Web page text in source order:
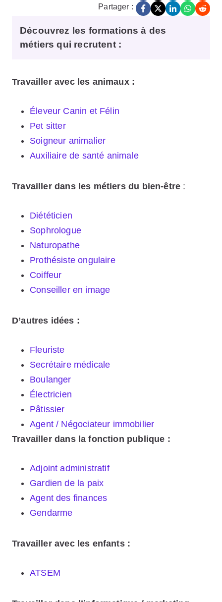
Partager :
Découvrez les formations à des
métiers qui recrutent :
Travailler avec les animaux :
Éleveur Canin et Félin
Pet sitter
Soigneur animalier
Auxiliaire de santé animale
Travailler dans les métiers du bien-être :
Diététicien
Sophrologue
Naturopathe
Prothésiste ongulaire
Coiffeur
Conseiller en image
D’autres idées :
Fleuriste
Secrétaire médicale
Boulanger
Électricien
Pâtissier
Agent / Négociateur immobilier
Travailler dans la fonction publique :
Adjoint administratif
Gardien de la paix
Agent des finances
Gendarme
Travailler avec les enfants :
ATSEM